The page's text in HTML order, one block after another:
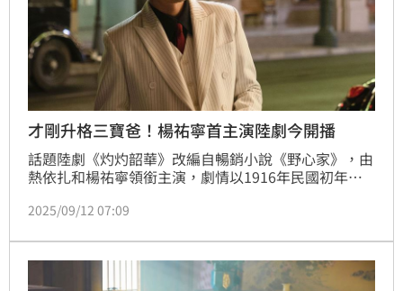
才剛升格三寶爸！楊祐寧首主演陸劇今開播
話題陸劇《灼灼韶華》改編自暢銷小說《野心家》，由
熱依扎和楊祐寧領銜主演，劇情以1916年民國初年為
演）」為救兄長，被迫嫁入陳記藥舖，憑卓越商業頭腦
家族生意落入陳二順之手，導致藥舖衰敗。趙浩雲
2025/09/12 07:09